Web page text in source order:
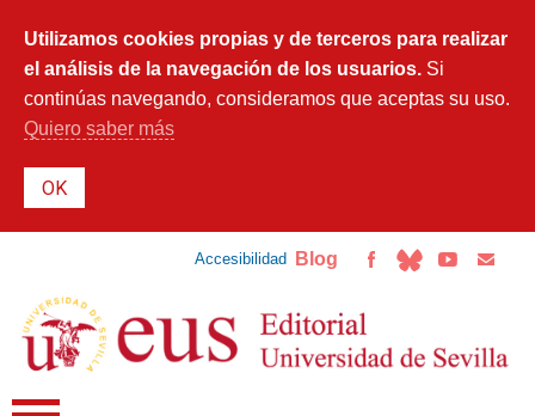
contenido
principal
Utilizamos cookies propias y de terceros para realizar
el análisis de la navegación de los usuarios. Si
continúas navegando, consideramos que aceptas su uso.
Quiero saber más
Accesibilidad Blog